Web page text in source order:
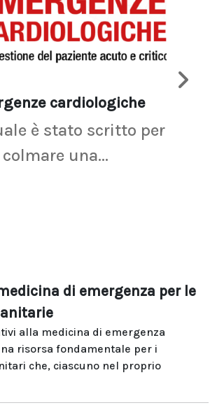
cardiologiche
è stato scritto per
colmare una...
di emergenza per le
alla medicina di emergenza
risorsa fondamentale per i
che, ciascuno nel proprio